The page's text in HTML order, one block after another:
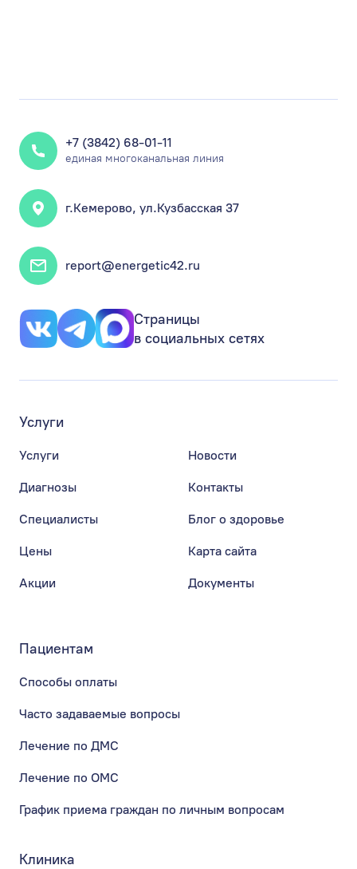
+7 (3842) 68-01-11
единая многоканальная линия
г.Кемерово, ул.Кузбасская 37
report@energetic42.ru
Страницы
в социальных сетях
Услуги
Услуги
Диагнозы
Специалисты
Цены
Акции
Новости
Контакты
Блог о здоровье
Карта сайта
Документы
Пациентам
Способы оплаты
Часто задаваемые вопросы
Лечение по ДМС
Лечение по ОМС
График приема граждан по личным вопросам
Клиника